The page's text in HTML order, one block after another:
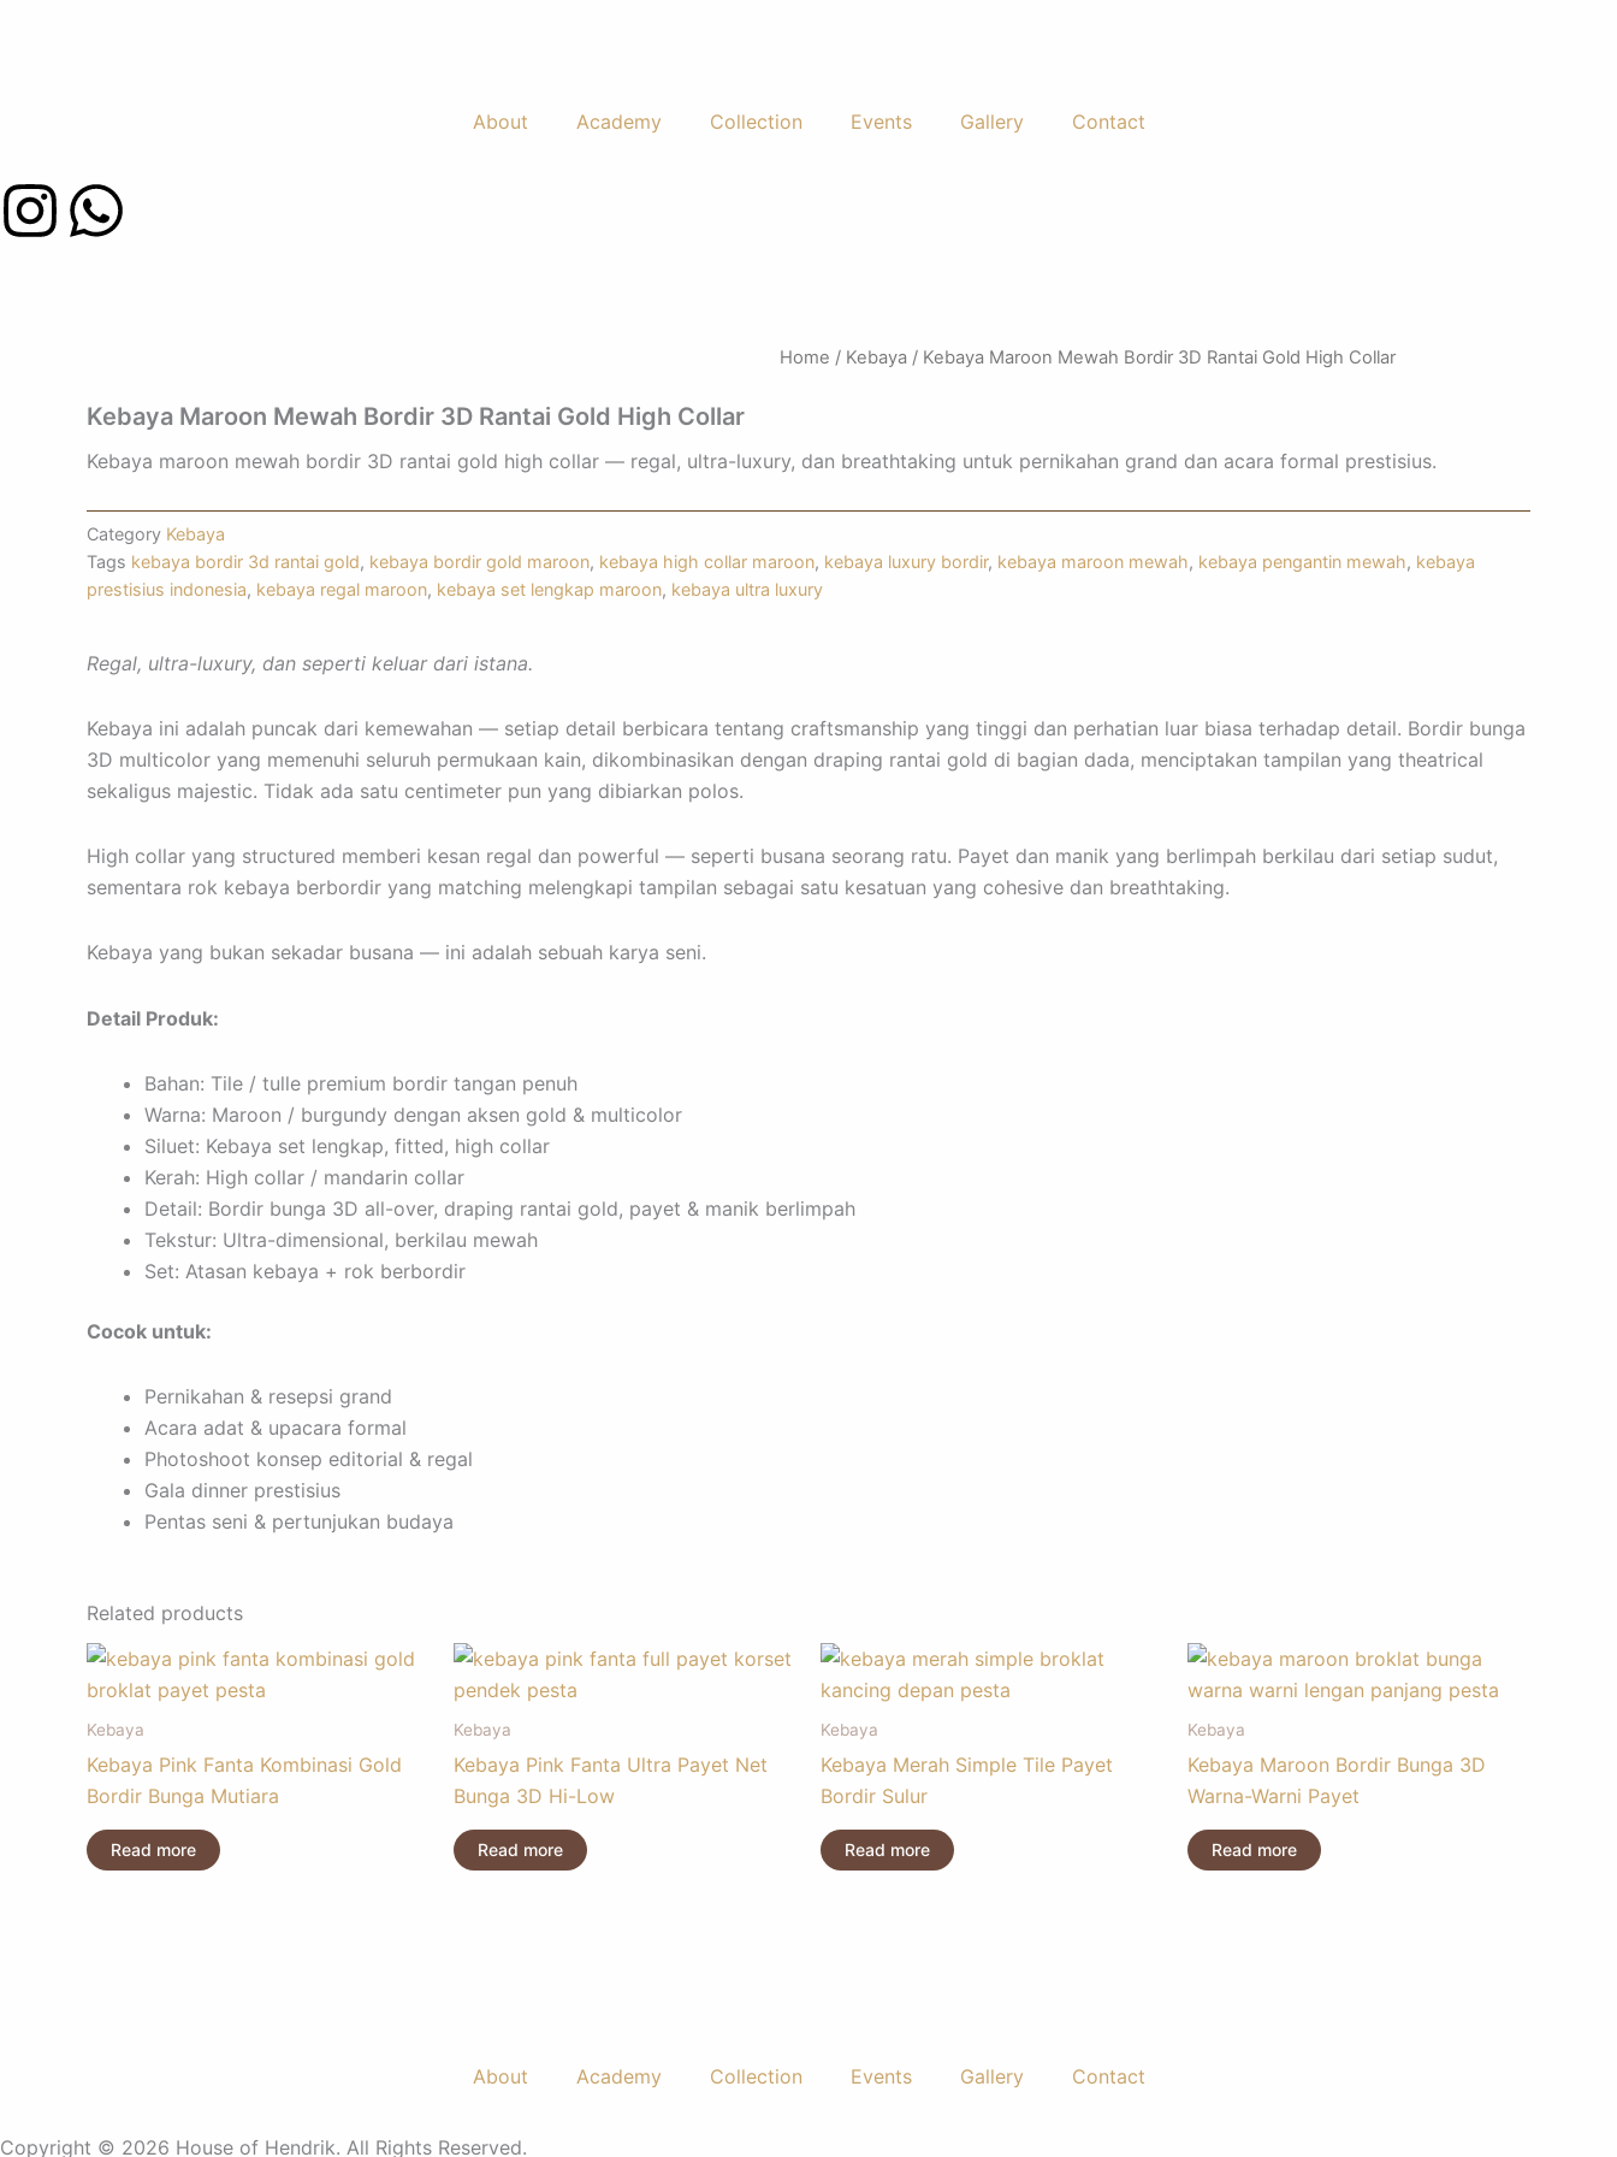
About
Academy Collection Events Gallery Contact
I
W
t
s
a
p
Home / Kebaya / Kebaya Maroon Mewah Bordir 3D Rantai Gold High Collar
Kebaya Maroon Mewah Bordir 3D Rantai Gold High Collar
Kebaya maroon mewah bordir 3D rantai gold high collar — regal, ultra-luxury, dan breathtaking untuk pernikahan grand dan acara formal prestisius.
Category Kebaya
Tags kebaya bordir 3d rantai gold, kebaya bordir gold maroon, kebaya high collar maroon, kebaya luxury bordir, kebaya maroon mewah, kebaya pengantin mewah, kebaya
prestisius indonesia, kebaya regal maroon, kebaya set lengkap maroon, kebaya ultra luxury
Regal, ultra-luxury, dan seperti keluar dari istana.
Kebaya ini adalah puncak dari kemewahan — setiap detail berbicara tentang craftsmanship yang tinggi dan perhatian luar biasa terhadap detail. Bordir bunga
3D multicolor yang memenuhi seluruh permukaan kain, dikombinasikan dengan draping rantai gold di bagian dada, menciptakan tampilan yang theatrical
sekaligus majestic. Tidak ada satu centimeter pun yang dibiarkan polos.
High collar yang structured memberi kesan regal dan powerful — seperti busana seorang ratu. Payet dan manik yang berlimpah berkilau dari setiap sudut,
sementara rok kebaya berbordir yang matching melengkapi tampilan sebagai satu kesatuan yang cohesive dan breathtaking.
Kebaya yang bukan sekadar busana — ini adalah sebuah karya seni.
Detail Produk:
Bahan: Tile / tulle premium bordir tangan penuh
Warna: Maroon / burgundy dengan aksen gold & multicolor
Siluet: Kebaya set lengkap, fitted, high collar
Kerah: High collar / mandarin collar
Detail: Bordir bunga 3D all-over, draping rantai gold, payet & manik berlimpah
Tekstur: Ultra-dimensional, berkilau mewah
Set: Atasan kebaya + rok berbordir
Cocok untuk:
Pernikahan & resepsi grand
Acara adat & upacara formal
Photoshoot konsep editorial & regal
Gala dinner prestisius
Pentas seni & pertunjukan budaya
Related products
Kebaya
Kebaya Pink Fanta Kombinasi Gold
Bordir Bunga Mutiara
Read more
Kebaya
Kebaya Pink Fanta Ultra Payet Net
Bunga 3D Hi-Low
Read more
Kebaya
Kebaya Merah Simple Tile Payet
Bordir Sulur
Read more
Kebaya
Kebaya Maroon Bordir Bunga 3D
Warna-Warni Payet
Read more
About Academy Collection Events Gallery Contact
Copyright © 2026 House of Hendrik. All Rights Reserved.